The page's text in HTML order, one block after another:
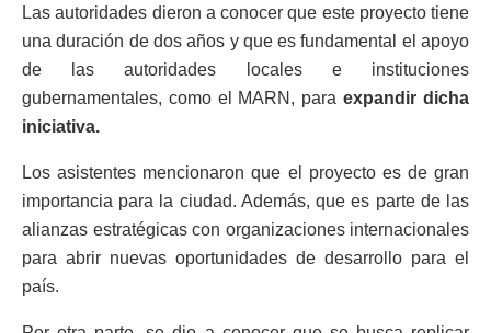
Las autoridades dieron a conocer que este proyecto tiene
una duración de dos años y que es fundamental el apoyo
de las autoridades locales e instituciones
gubernamentales, como el MARN, para expandir dicha
iniciativa.
Los asistentes mencionaron que el proyecto es de gran
importancia para la ciudad. Además, que es parte de las
alianzas estratégicas con organizaciones internacionales
para abrir nuevas oportunidades de desarrollo para el
país.